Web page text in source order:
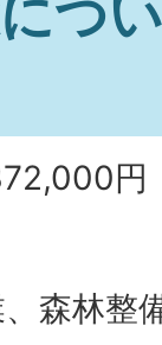
つ
円
森林整